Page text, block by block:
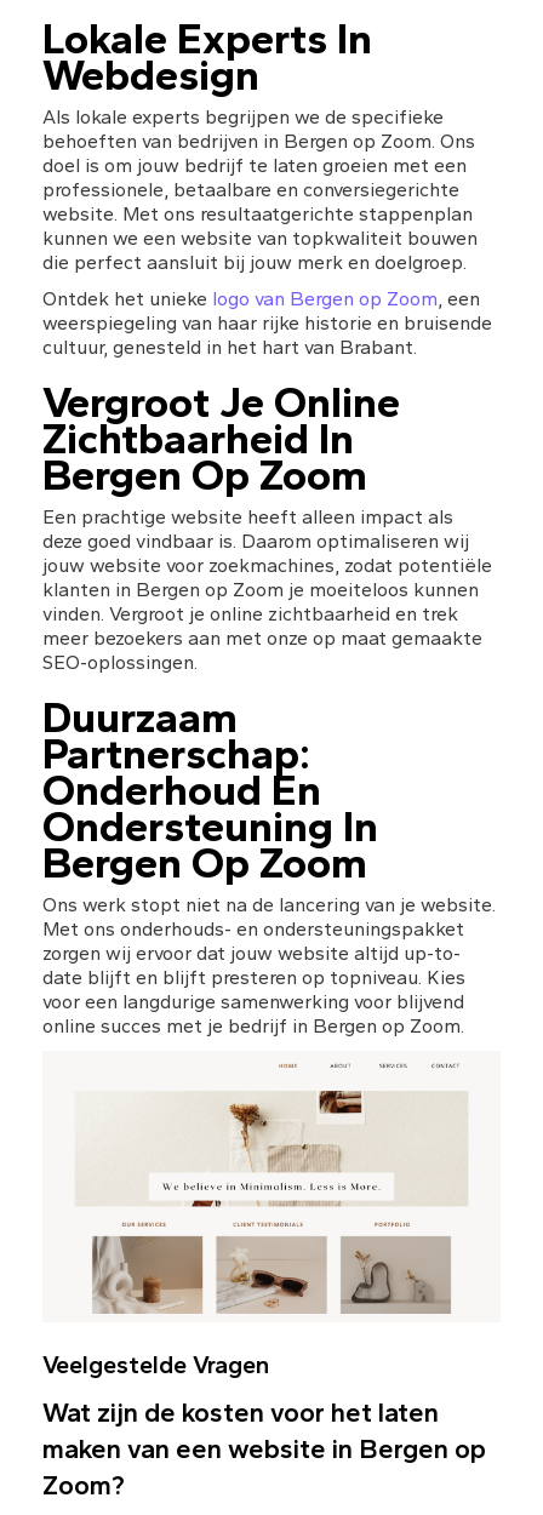
Lokale Experts In
Webdesign
Als lokale experts begrijpen we de specifieke
behoeften van bedrijven in Bergen op Zoom. Ons
doel is om jouw bedrijf te laten groeien met een
professionele, betaalbare en conversiegerichte
website. Met ons resultaatgerichte stappenplan
kunnen we een website van topkwaliteit bouwen
die perfect aansluit bij jouw merk en doelgroep.
Ontdek het unieke logo van Bergen op Zoom, een
weerspiegeling van haar rijke historie en bruisende
cultuur, genesteld in het hart van Brabant.
Vergroot Je Online
Zichtbaarheid In
Bergen Op Zoom
Een prachtige website heeft alleen impact als
deze goed vindbaar is. Daarom optimaliseren wij
jouw website voor zoekmachines, zodat potentiële
klanten in Bergen op Zoom je moeiteloos kunnen
vinden. Vergroot je online zichtbaarheid en trek
meer bezoekers aan met onze op maat gemaakte
SEO-oplossingen.
Duurzaam
Partnerschap:
Onderhoud En
Ondersteuning In
Bergen Op Zoom
Ons werk stopt niet na de lancering van je website.
Met ons onderhouds- en ondersteuningspakket
zorgen wij ervoor dat jouw website altijd up-to-
date blijft en blijft presteren op topniveau. Kies
voor een langdurige samenwerking voor blijvend
online succes met je bedrijf in Bergen op Zoom.
Veelgestelde Vragen
Wat zijn de kosten voor het laten
maken van een website in Bergen op
Zoom?